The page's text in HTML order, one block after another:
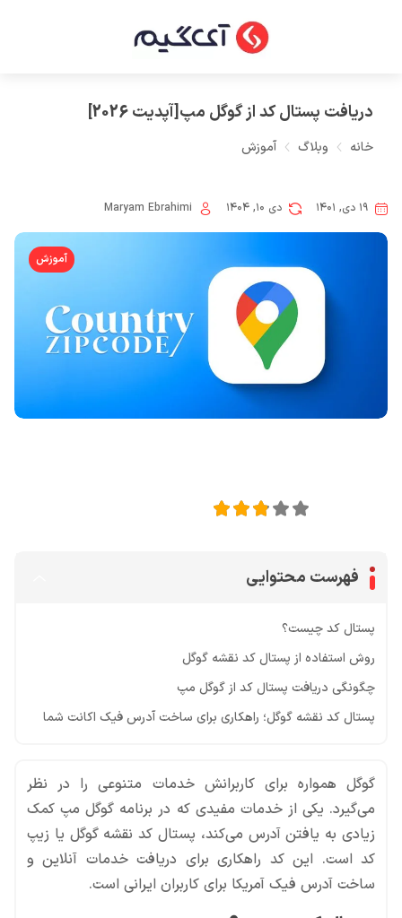
دریافت پستال کد از گوگل مپ[آپدیت 2026]
خانه وبلاگ آموزش
۱۹ دی, ۱۴۰۱ دی ۱۰, ۱۴۰۴ Maryam Ebrahimi
آموزش
فهرست محتوایی
پستال کد چیست؟
روش استفاده از پستال کد نقشه گوگل
چگونگی دریافت پستال کد از گوگل مپ
پستال کد نقشه گوگل؛ راهکاری برای ساخت آدرس فیک اکانت شما
گوگل همواره برای کاربرانش خدمات متنوعی را در نظر
می‌گیرد. یکی از خدمات مفیدی که در برنامه گوگل مپ کمک
زیادی به یافتن آدرس می‌کند، پستال کد نقشه گوگل یا زیپ
کد است. این کد راهکاری برای دریافت خدمات آنلاین و
ساخت آدرس فیک آمریکا برای کاربران ایرانی است.